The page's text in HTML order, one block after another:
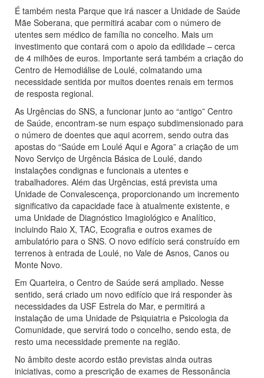
É também nesta Parque que irá nascer a Unidade de Saúde
Mãe Soberana, que permitirá acabar com o número de
utentes sem médico de família no concelho. Mais um
investimento que contará com o apoio da edilidade – cerca
de 4 milhões de euros. Importante será também a criação do
Centro de Hemodiálise de Loulé, colmatando uma
necessidade sentida por muitos doentes renais em termos
de resposta regional.
As Urgências do SNS, a funcionar junto ao “antigo” Centro
de Saúde, encontram-se num espaço subdimensionado para
o número de doentes que aqui acorrem, sendo outra das
apostas do “Saúde em Loulé Aqui e Agora” a criação de um
Novo Serviço de Urgência Básica de Loulé, dando
instalações condignas e funcionais a utentes e
trabalhadores. Além das Urgências, está prevista uma
Unidade de Convalescença, proporcionando um incremento
significativo da capacidade face à atualmente existente, e
uma Unidade de Diagnóstico Imagiológico e Analítico,
incluindo Raio X, TAC, Ecografia e outros exames de
ambulatório para o SNS. O novo edifício será construído em
terrenos à entrada de Loulé, no Vale de Asnos, Canos ou
Monte Novo.
Em Quarteira, o Centro de Saúde será ampliado. Nesse
sentido, será criado um novo edifício que irá responder às
necessidades da USF Estrela do Mar, e permitirá a
instalação de uma Unidade de Psiquiatria e Psicologia da
Comunidade, que servirá todo o concelho, sendo esta, de
resto uma necessidade premente na região.
No âmbito deste acordo estão previstas ainda outras
iniciativas, como a prescrição de exames de Ressonância